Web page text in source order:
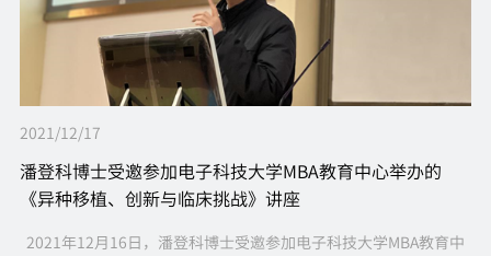
2021/12/17
潘登科博士受邀参加电子科技大学MBA教育中心举办的
《异种移植、创新与临床挑战》讲座
2021年12月16日，潘登科博士受邀参加电子科技大学MBA教育中